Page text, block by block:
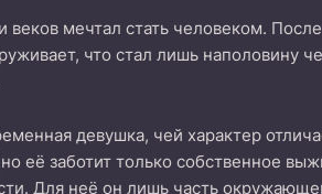
мечтал стать человеком.
что стал лишь наполовину
девушка, чей характер
её заботит только собственное
Для неё он лишь часть